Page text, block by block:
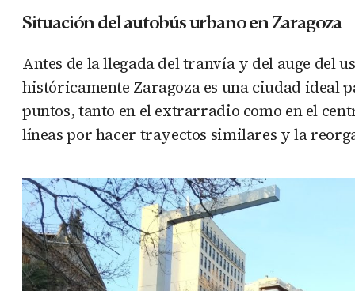
Situación del autobús urbano en Zaragoza
Antes de la llegada del tranvía y del auge del
históricamente Zaragoza es una ciudad ideal
puntos, tanto en el extrarradio como en el
líneas por hacer trayectos similares y la